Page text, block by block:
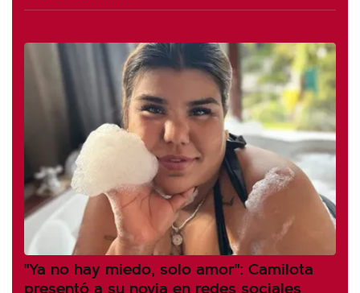
"Ya no hay miedo, solo amor": Camilota
presentó a su novia en redes sociales